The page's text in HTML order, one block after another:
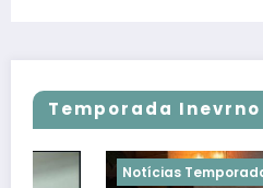
Temporada Inevrno
Notícias Temporada Inverno